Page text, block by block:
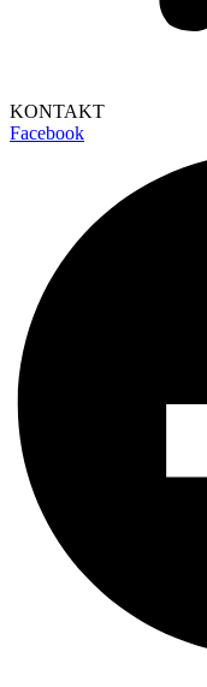
KONTAKT
Facebook